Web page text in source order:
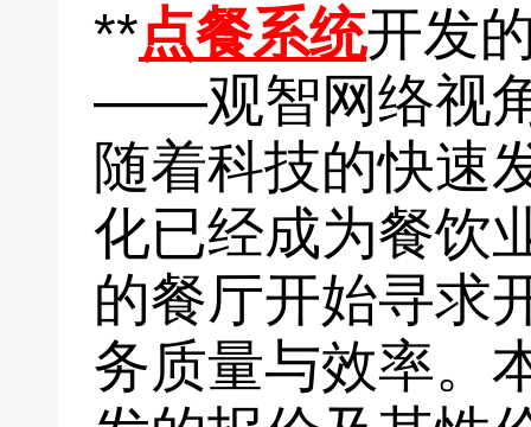
**点餐系统开发
——观智网络视
随着科技的快速
化已经成为餐饮
的餐厅开始寻求
务质量与效率。